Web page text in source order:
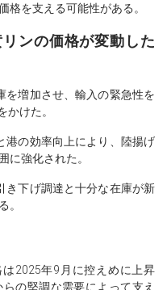
格を支える可能性がある。
ンの価格が変動した
を増加させ、輸入の緊急性を
かけた。
港の効率向上により、陸揚げ
に強化された。
き下げ調達と十分な在庫が新
。
2025年9月に控えめに上昇
の堅調な需要によって支え